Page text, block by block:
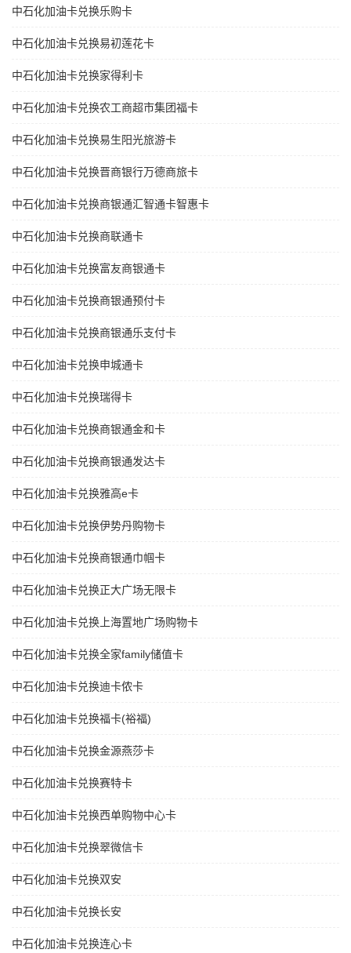
中石化加油卡兑换乐购卡
中石化加油卡兑换易初莲花卡
中石化加油卡兑换家得利卡
中石化加油卡兑换农工商超市集团福卡
中石化加油卡兑换易生阳光旅游卡
中石化加油卡兑换晋商银行万德商旅卡
中石化加油卡兑换商银通汇智通卡智惠卡
中石化加油卡兑换商联通卡
中石化加油卡兑换富友商银通卡
中石化加油卡兑换商银通预付卡
中石化加油卡兑换商银通乐支付卡
中石化加油卡兑换申城通卡
中石化加油卡兑换瑞得卡
中石化加油卡兑换商银通金和卡
中石化加油卡兑换商银通发达卡
中石化加油卡兑换雅高e卡
中石化加油卡兑换伊势丹购物卡
中石化加油卡兑换商银通巾帼卡
中石化加油卡兑换正大广场无限卡
中石化加油卡兑换上海置地广场购物卡
中石化加油卡兑换全家family储值卡
中石化加油卡兑换迪卡侬卡
中石化加油卡兑换福卡(裕福)
中石化加油卡兑换金源燕莎卡
中石化加油卡兑换赛特卡
中石化加油卡兑换西单购物中心卡
中石化加油卡兑换翠微信卡
中石化加油卡兑换双安
中石化加油卡兑换长安
中石化加油卡兑换连心卡